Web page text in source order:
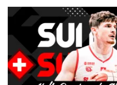
YOUTH
MINI BASKET
FORMATION